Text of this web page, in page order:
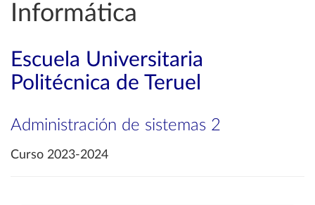
Informática
Escuela Universitaria
Politécnica de Teruel
Administración de sistemas 2
Curso 2023-2024